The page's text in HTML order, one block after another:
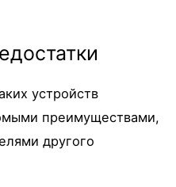
устройств
преимуществами,
другого